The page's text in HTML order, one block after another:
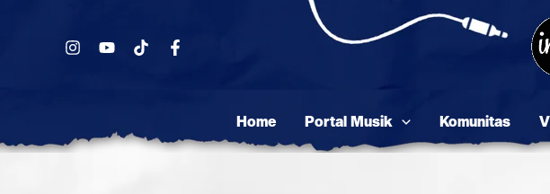
Home Portal Musik Komunitas